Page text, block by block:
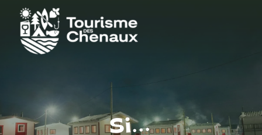
Si...